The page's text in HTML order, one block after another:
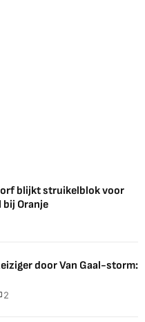
blijkt struikelblok voor
bij Oranje
door Van Gaal-storm:
2